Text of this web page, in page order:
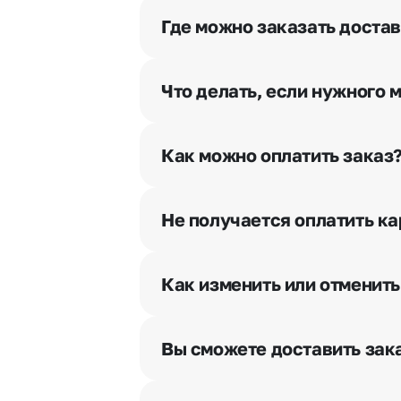
Где можно заказать
Что делать, если нужного
Как можно оплатить
Наличными.
Банковскими картами Visa,
Через Yandex Pay, UnionPay,
Не получается оплатить
Как изменить или
Вы сможете доставить